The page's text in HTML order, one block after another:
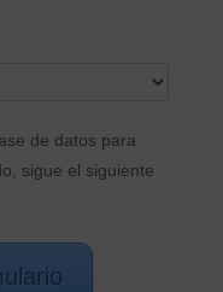
de datos para
sigue el siguiente